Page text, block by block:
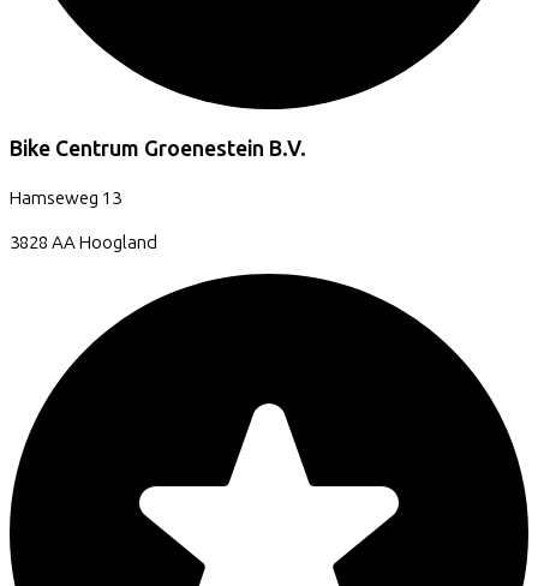
Bike Centrum Groenestein B.V.
Hamseweg 13
3828 AAHoogland